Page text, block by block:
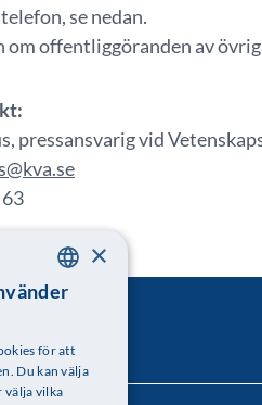
se nedan.
offentliggöranden av
pressansvarig vid
SWEDISH
×
för att
Du kan välja
välja vilka